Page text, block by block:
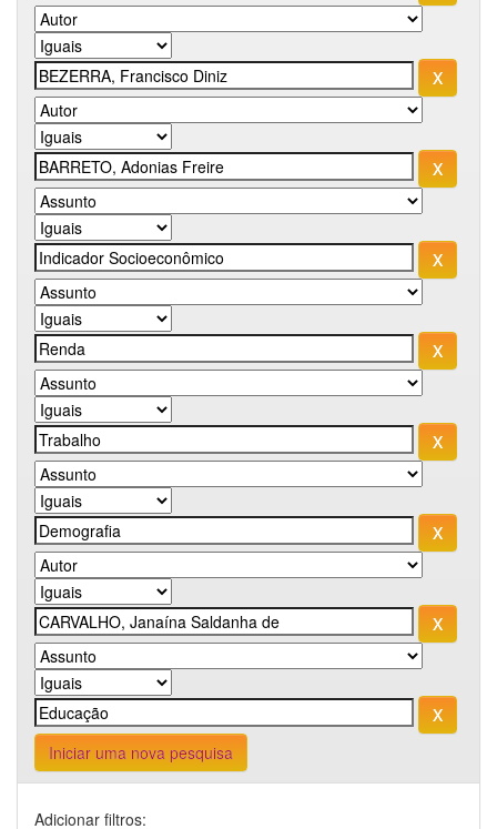
Iniciar uma nova pesquisa
Adicionar filtros: